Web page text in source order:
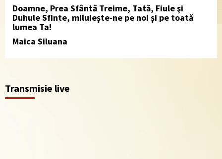
Doamne, Prea Sfântă Treime, Tată, Fiule şi
Duhule Sfinte, miluieşte-ne pe noi şi pe toată
lumea Ta!
Maica Siluana
Transmisie live